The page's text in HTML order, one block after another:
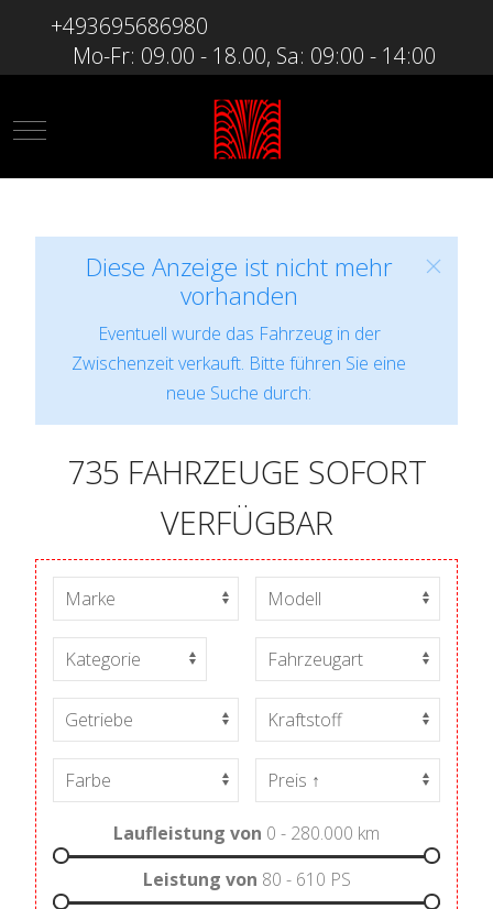
+493695686980
Mo-Fr: 09.00 - 18.00, Sa: 09:00 - 14:00
Mobile Menu Toggle
Diese Anzeige ist nicht mehr
vorhanden
Eventuell wurde das Fahrzeug in der
Zwischenzeit verkauft. Bitte führen Sie eine
neue Suche durch:
735 FAHRZEUGE SOFORT
VERFÜGBAR
Laufleistung von 0 - 280.000 km
Leistung von 80 - 610 PS